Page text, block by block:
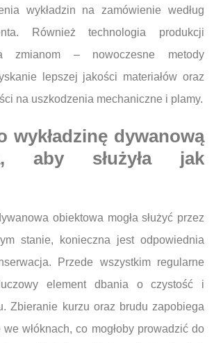
wykładzin na zamówienie według
Również technologia produkcji
zmianom – nowoczesne metody
lepszej jakości materiałów oraz
na uszkodzenia mechaniczne i plamy.
wykładzinę dywanową
aby służyła jak
obiektowa mogła służyć przez
stanie, konieczna jest odpowiednia
Przede wszystkim regularne
element dbania o czystość i
Zbieranie kurzu oraz brudu zapobiega
włóknach, co mogłoby prowadzić do